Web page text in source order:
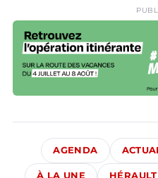
AGENDA
À LA UNE HÉRAULT